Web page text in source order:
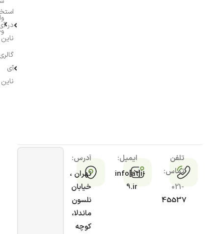
در
ناین
آی
ناین
تلفن
تماس:
021-
45537
ایمیل:
info[at]i-
9.ir
آدرس:
تهران ،
خیابان
نلسون
ماندلا،
کوچه